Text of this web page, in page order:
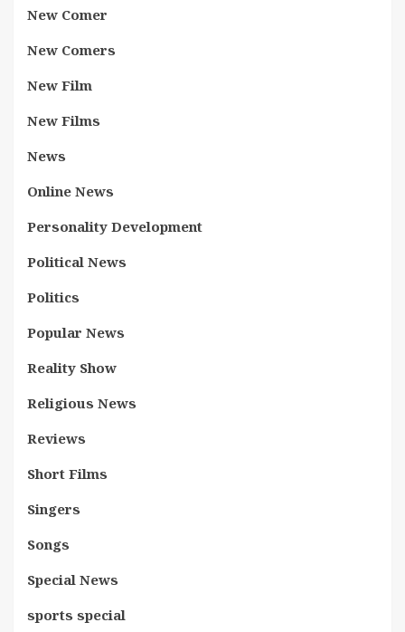
New Comer
New Comers
New Film
New Films
News
Online News
Personality Development
Political News
Politics
Popular News
Reality Show
Religious News
Reviews
Short Films
Singers
Songs
Special News
sports special